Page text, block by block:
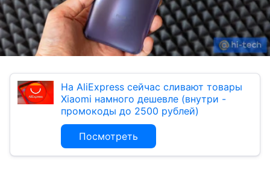
На AliExpress сейчас сливают товары
Xiaomi намного дешевле (внутри -
промокоды до 2500 рублей)
Посмотреть